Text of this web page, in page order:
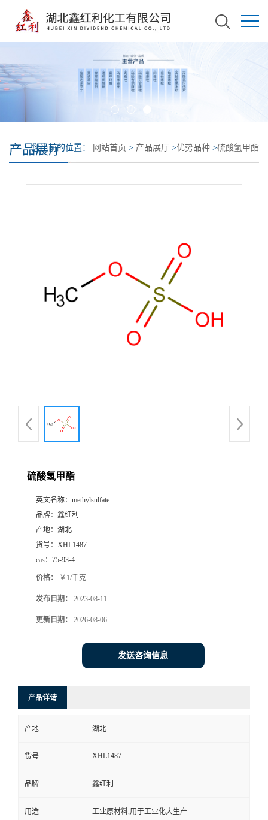
产品展厅
您当前的位置： 网站首页 > 产品展厅 >优势品种 >硫酸氢甲酯
硫酸氢甲酯
英文名称： methylsulfate
品牌： 鑫红利
产地： 湖北
货号： XHL1487
cas： 75-93-4
价格： ￥1/千克
发布日期： 2023-08-11
更新日期： 2026-08-06
发送咨询信息
产品详请
产地 湖北
货号 XHL1487
品牌 鑫红利
用途 工业原材料,用于工业化大生产